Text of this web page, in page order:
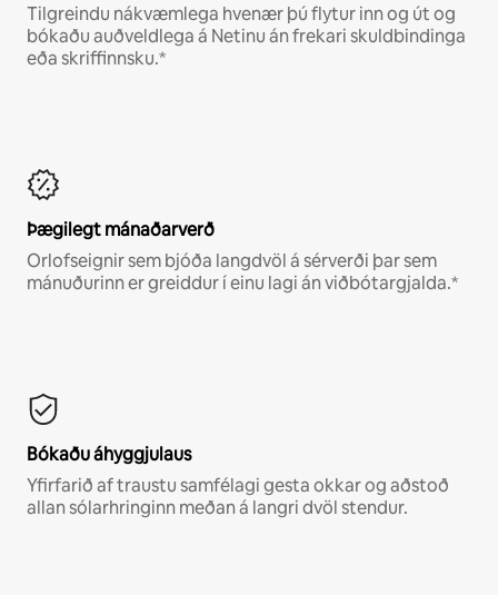
Tilgreindu nákvæmlega hvenær þú flytur inn og út og
bókaðu auðveldlega á Netinu án frekari skuldbindinga
eða skriffinnsku.*
Þægilegt mánaðarverð
Orlofseignir sem bjóða langdvöl á sérverði þar sem
mánuðurinn er greiddur í einu lagi án viðbótargjalda.*
Bókaðu áhyggjulaus
Yfirfarið af traustu samfélagi gesta okkar og aðstoð
allan sólarhringinn meðan á langri dvöl stendur.